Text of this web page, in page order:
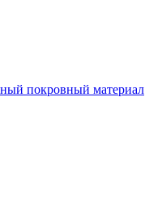
покровный материал